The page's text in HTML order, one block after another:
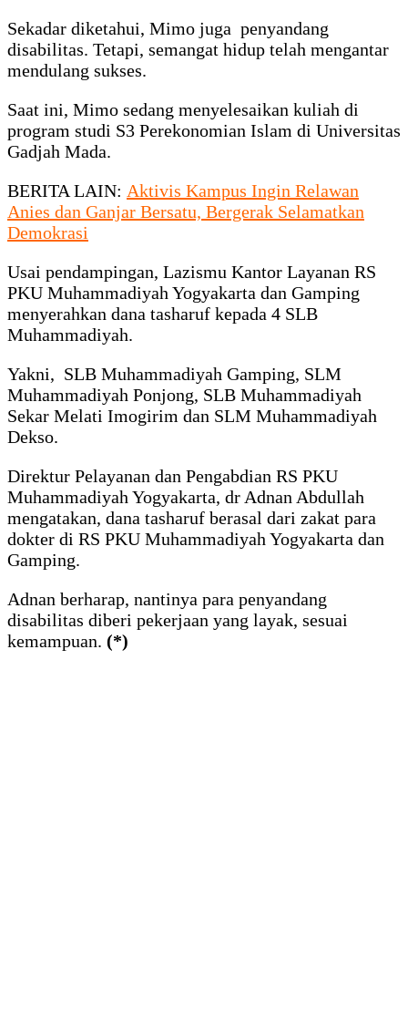
Sekadar diketahui, Mimo juga penyandang
disabilitas. Tetapi, semangat hidup telah mengantar
mendulang sukses.
Saat ini, Mimo sedang menyelesaikan kuliah di
program studi S3 Perekonomian Islam di Universitas
Gadjah Mada.
BERITA LAIN: Aktivis Kampus Ingin Relawan
Anies dan Ganjar Bersatu, Bergerak Selamatkan
Demokrasi
Usai pendampingan, Lazismu Kantor Layanan RS
PKU Muhammadiyah Yogyakarta dan Gamping
menyerahkan dana tasharuf kepada 4 SLB
Muhammadiyah.
Yakni, SLB Muhammadiyah Gamping, SLM
Muhammadiyah Ponjong, SLB Muhammadiyah
Sekar Melati Imogirim dan SLM Muhammadiyah
Dekso.
Direktur Pelayanan dan Pengabdian RS PKU
Muhammadiyah Yogyakarta, dr Adnan Abdullah
mengatakan, dana tasharuf berasal dari zakat para
dokter di RS PKU Muhammadiyah Yogyakarta dan
Gamping.
Adnan berharap, nantinya para penyandang
disabilitas diberi pekerjaan yang layak, sesuai
kemampuan. (*)